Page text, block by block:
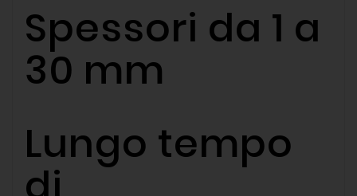
Spessori da 1 a
30 mm
Lungo tempo